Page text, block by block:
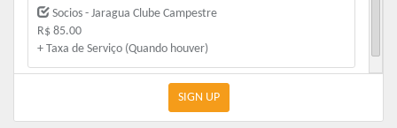
Socios - Jaragua Clube Campestre
R$ 85.00
+ Taxa de Serviço (Quando houver)
SIGN UP